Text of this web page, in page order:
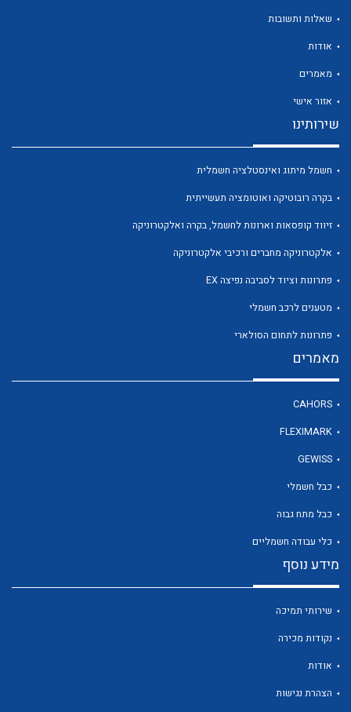
לכל מוצרי היצרן
לכל מוצרי היצרן
שאלות ותשובות
אודות
מאמרים
אזור אישי
שירותינו
חשמל מיתוג ואינסטלציה חשמלית
בקרה רובוטיקה ואוטומציה תעשייתית
זיווד קופסאות וארונות לחשמל, בקרה ואלקטרוניקה
אלקטרוניקה מחברים ורכיבי אלקטרוניקה
פתרונות וציוד לסביבה נפיצה EX
מטענים לרכב חשמלי
פתרונות לתחום הסולארי
מאמרים
CAHORS
FLEXIMARK
GEWISS
כבל חשמלי
כבל מתח גבוה
כלי עבודה חשמליים
מידע נוסף
שירותי תמיכה
נקודות מכירה
אודות
הצהרת נגישות